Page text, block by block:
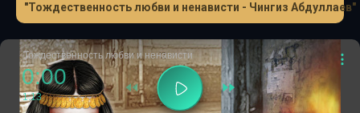
"Тождественность любви и ненависти - Чингиз Абдуллаев"
Тождественность любви и ненависти
0:00
1:13